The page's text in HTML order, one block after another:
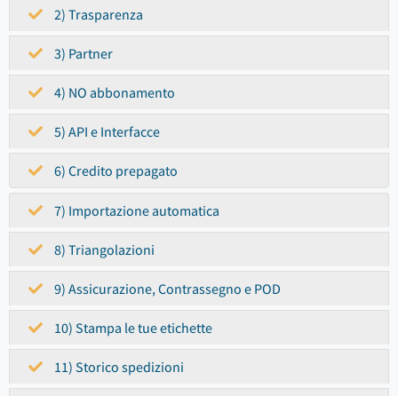
2) Trasparenza
3) Partner
4) NO abbonamento
5) API e Interfacce
6) Credito prepagato
7) Importazione automatica
8) Triangolazioni
9) Assicurazione, Contrassegno e POD
10) Stampa le tue etichette
11) Storico spedizioni